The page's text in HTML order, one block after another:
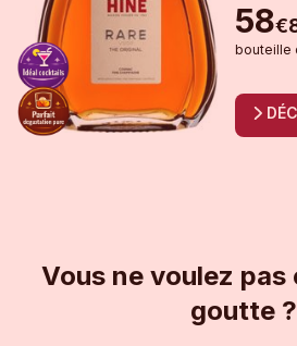
58€
bouteille
Vous ne voulez pas
goutte ?